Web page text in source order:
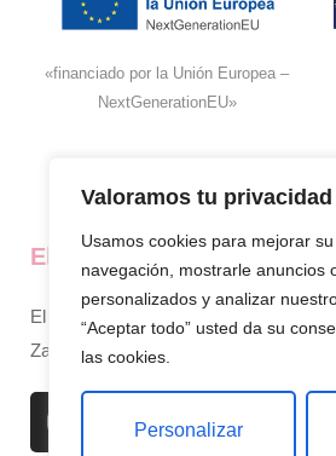
Valoramos tu privacidad
Usamos cookies para mejorar
navegación, mostrarle anuncios
personalizados y analizar
“Aceptar todo” usted da su
las cookies.
Personalizar
«financiado por la Unión Europea –
NextGenerationEU»
El super de José
El supermercado de confianza en
Zamora, siempre cerca de ti.